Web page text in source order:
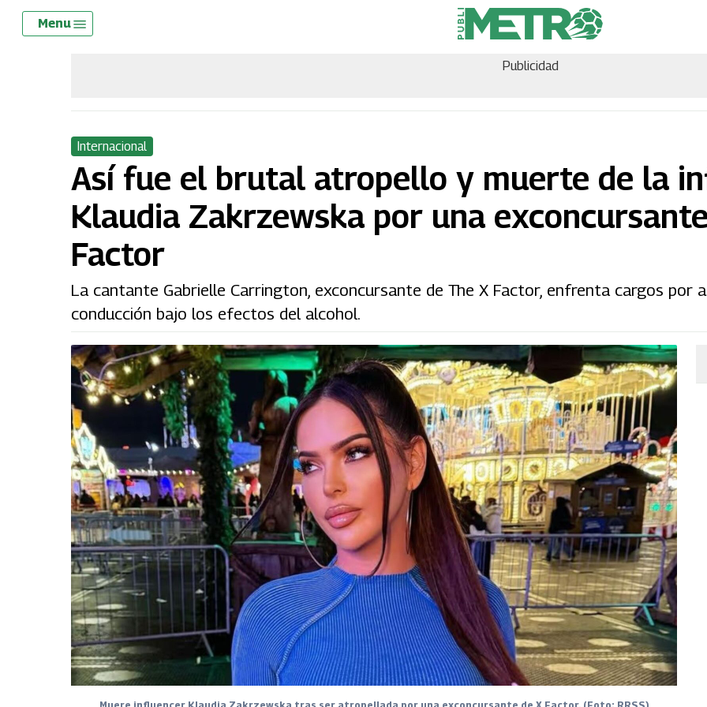
Skip
Menu
Publicidad
Internacional
Así fue el brutal atropello y muerte de la
Klaudia Zakrzewska por una
Factor
La cantante Gabrielle Carrington, exconcursante de The X Factor, enfrenta cargos por
conducción bajo los efectos del alcohol.
Menu